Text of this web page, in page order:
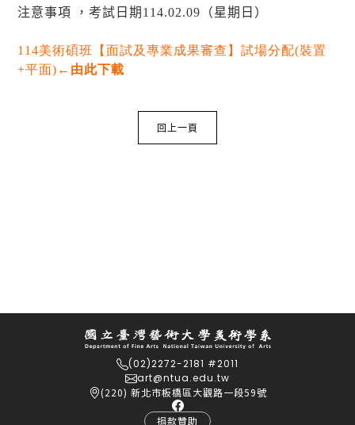
注意事項
，考試日期 114.02.09 （星期日）
114美術碩班【面試及專業成果審查】試場分配(裝置
+平面) ← 由此下載
回上一頁
(02)2272-2181 #2011
art@ntua.edu.tw
(220) 新北市板橋區大觀路一段59號
捐款贊助